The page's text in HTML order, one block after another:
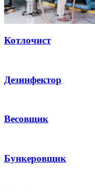
Котлочист
Дезинфектор
Весовщик
Бункеровщик